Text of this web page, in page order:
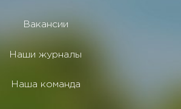
Вакансии
Наши журналы
Наша команда